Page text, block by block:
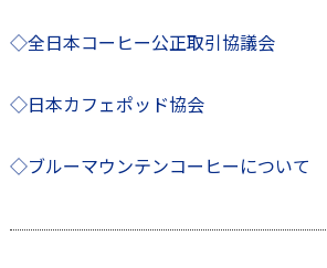
◇全日本コーヒー公正取引協議会
◇日本カフェポッド協会
◇ブルーマウンテンコーヒーについて